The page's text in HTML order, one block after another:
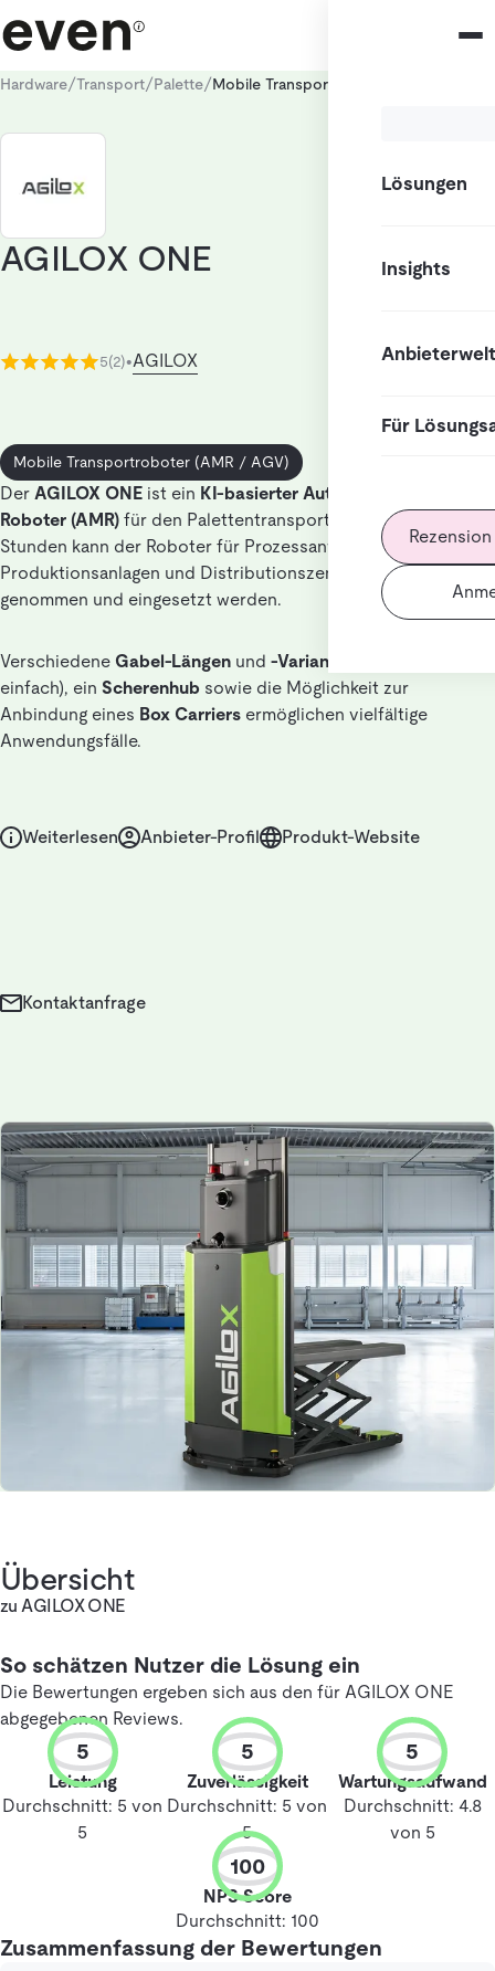
Lösungen
Insights
Anbieterwelt
Für
Hardware/Transport/Palette/Mobile Transportroboter (AMR / AGV)
AGILOX ONE
5(2)•AGILOX
Mobile Transportroboter (AMR / AGV)
Der AGILOX ONE ist ein KI-basierter Autonomer Mobiler
Roboter (AMR) für den Palettentransport. Innerhalb weniger
Stunden kann der Roboter für Prozessanwendungen in
Produktionsanlagen und Distributionszentren in Betrieb
genommen und eingesetzt werden.
Verschiedene Gabel-Längen und -Varianten
einfach), ein Scherenhub sowie die Möglichkeit zur
Anbindung eines Box Carriers ermöglichen vielfältige
Anwendungsfälle.
Weiterlesen Anbieter-Profil Produkt-Website
Kontaktanfrage
Übersicht
zu AGILOX ONE
So schätzen Nutzer die Lösung ein
Die Bewertungen ergeben sich aus den für AGILOX ONE
abgegebenen Reviews.
5
Leistung
Durchschnitt: 5 von
5
5
Zuverlässigkeit
Durchschnitt: 5 von
5
5
Wartungsaufwand
Durchschnitt: 4.8
von 5
100
NPS Score
Durchschnitt: 100
Zusammenfassung der Bewertungen